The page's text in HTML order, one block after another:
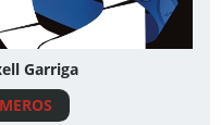
Garriga